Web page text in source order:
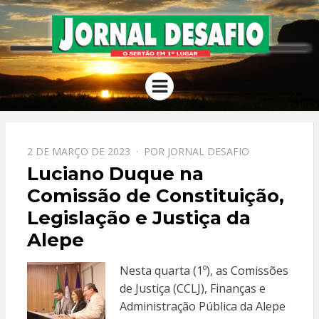
JORNAL
DESAFIO
O Sertão em 1º Lugar
Menu
PPOSTADO
EM
2 DE MARÇO DE 2023 POR JORNAL DESAFIO
Luciano Duque na
Comissão de Constituição,
Legislação e Justiça da
Alepe
Nesta quarta (1º), as Comissões
de Justiça (CCLJ), Finanças e
Administração Pública da Alepe